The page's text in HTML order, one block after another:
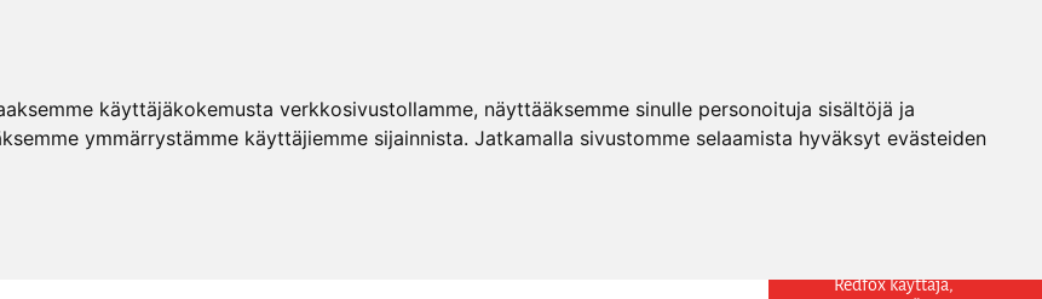
käyttäjäkokemusta verkkosivustollamme, näyttääksemme sinulle personoituja sisältöjä ja
ymmärrystämme käyttäjiemme sijainnista. Jatkamalla sivustomme selaamista hyväksyt evästeiden
Redfox käyttäjä,